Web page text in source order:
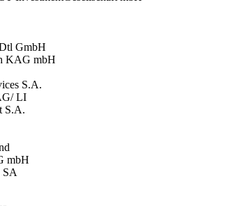
GmbH
KAG mbH
S.A.
LI
S.A.
mbH
SA